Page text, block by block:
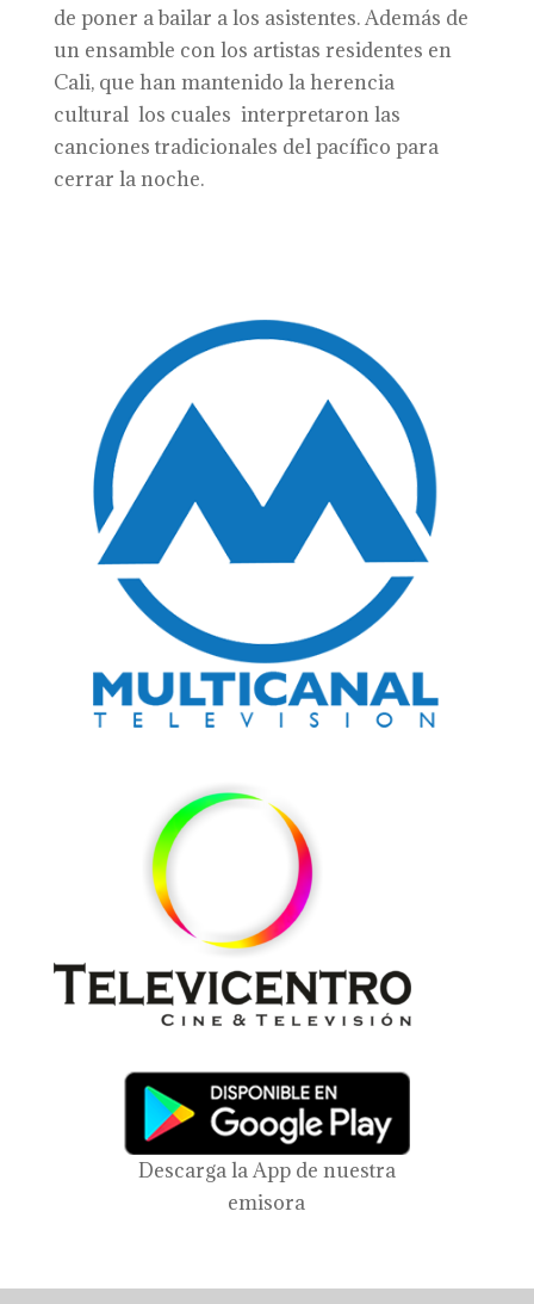
de poner a bailar a los asistentes. Además de
un ensamble con los artistas residentes en
Cali, que han mantenido la herencia
cultural los cuales interpretaron las
canciones tradicionales del pacífico para
cerrar la noche.
Descarga la App de nuestra
emisora